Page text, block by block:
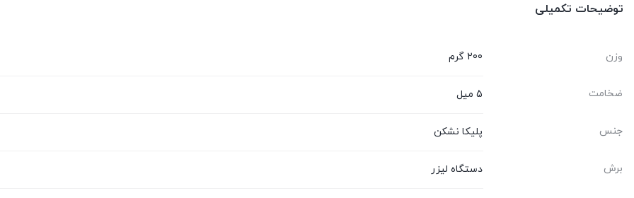
توضیحات تکمیلی
وزن 200 گرم
ضخامت 5 میل
جنس پلیکا نشکن
برش دستگاه لیزر